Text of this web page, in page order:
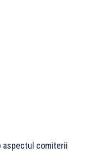
aspectul comiterii